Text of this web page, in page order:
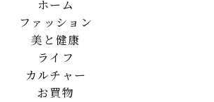
ホーム
ファッション
美と健康
ライフ
カルチャー
お買物